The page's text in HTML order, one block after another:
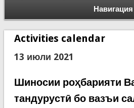
Навигация
Activities calendar
13 июли 2021
Шиносии роҳбарияти
тандурустӣ бо вазъи